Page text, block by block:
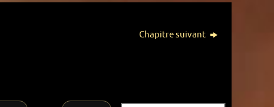
Chapitre suivant